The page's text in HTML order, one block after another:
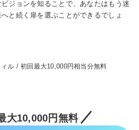
ジョンを知ることで、あなたはもう迷
と続く扉を選ぶことができるでしょ
ル / 初回最大10,000円相当分無料
大10,000円無料